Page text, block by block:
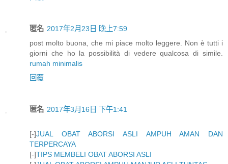
匿名 2017年2月23日 晚上7:59
post molto buona, che mi piace molto leggere. Non è tutti i
giorni che ho la possibilità di vedere qualcosa di simile.
rumah minimalis
回覆
匿名 2017年3月16日 下午1:41
[-]JUAL OBAT ABORSI ASLI AMPUH AMAN DAN
TERPERCAYA
[-]TIPS MEMBELI OBAT ABORSI ASLI